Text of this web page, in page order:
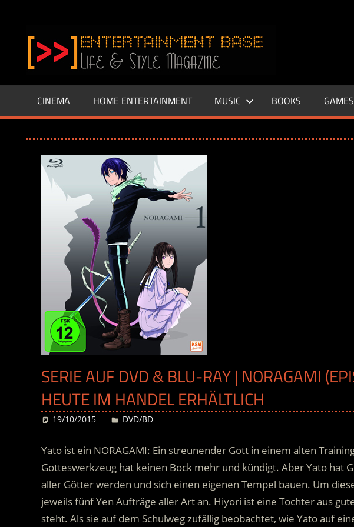
springen
–
LIFE
Base.de
CINEMA HOME ENTERTAINMENT MUSIC BOOKS GAMES
SERIE AUF DVD & BLU-RAY | NORAGAMI
HEUTE IM HANDEL ERHÄLTLICH
19/10/2015 Desiree
DVD/BD
Yato ist ein NORAGAMI: Ein streunender Gott in einem alten
Gotteswerkzeug hat keinen Bock mehr und kündigt. Aber Yato hat
aller Götter werden und sich einen eigenen Tempel bauen. Um
jeweils fünf Yen Aufträge aller Art an. Hiyori ist eine Tochter aus
steht. Als sie auf dem Schulweg zufällig beobachtet, wie Yato auf